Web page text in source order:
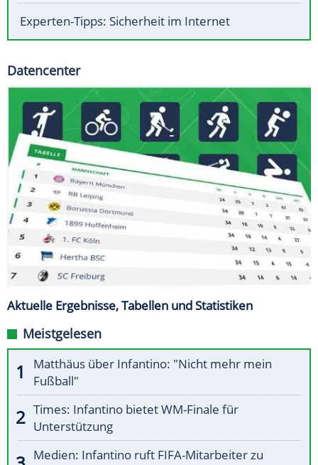
Experten-Tipps: Sicherheit im Internet
Datencenter
Aktuelle Ergebnisse, Tabellen und Statistiken
Meistgelesen
Matthäus über Infantino: "Nicht mehr mein
Fußball"
Times: Infantino bietet WM-Finale für
Unterstützung
Medien: Infantino ruft FIFA-Mitarbeiter zu